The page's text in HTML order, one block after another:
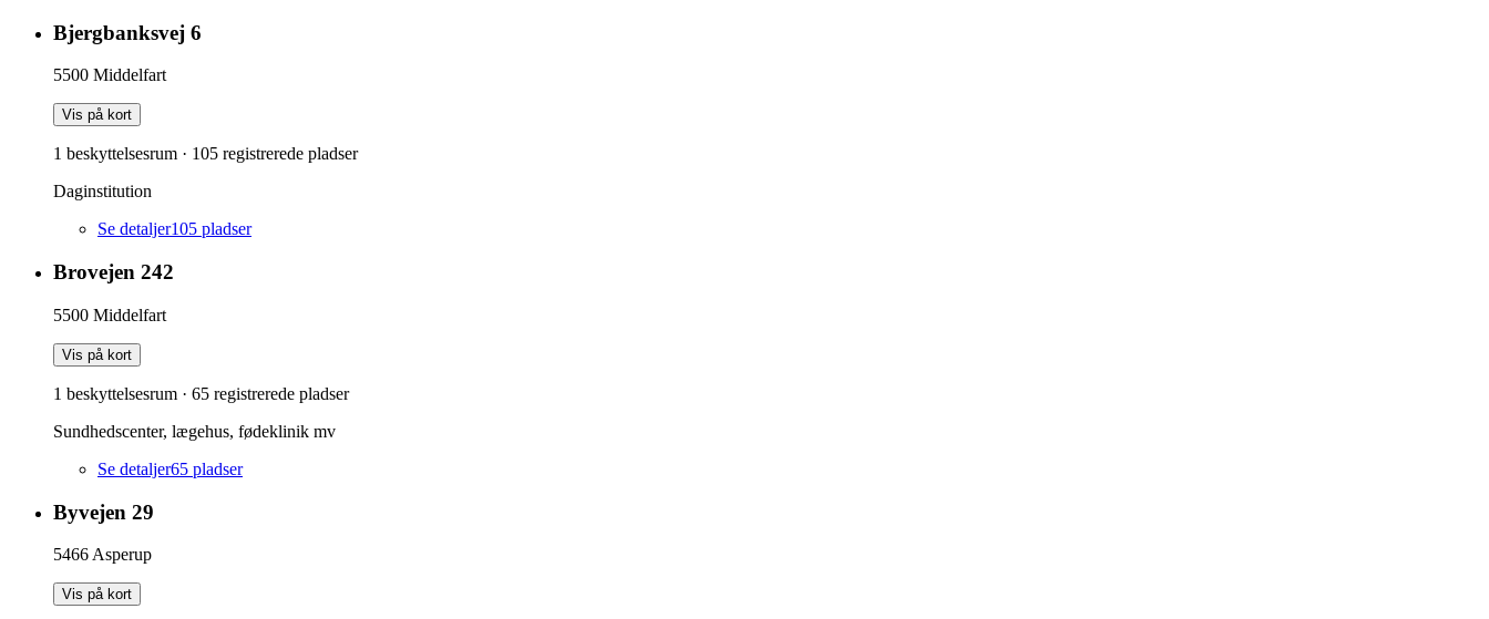
Bjergbanksvej 6
5500 Middelfart
Vis på kort
1 beskyttelsesrum · 105 registrerede pladser
Daginstitution
Se detaljer105 pladser
Brovejen 242
5500 Middelfart
Vis på kort
1 beskyttelsesrum · 65 registrerede pladser
Sundhedscenter, lægehus, fødeklinik mv
Se detaljer65 pladser
Byvejen 29
5466 Asperup
Vis på kort